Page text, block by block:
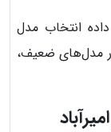
انتخاب مدل
مدل‌های ضعیف،